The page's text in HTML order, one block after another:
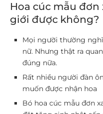
Hoa cúc mẫu
giới được không?
Mọi người thường
nữ. Nhưng thật ra
đúng nữa.
Rất nhiều người đàn
muốn được nhận hoa
Bó hoa cúc mẫu đơn